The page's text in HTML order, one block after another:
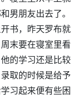
男朋友出去了。
书，昨天罗布就
末要在寝室里看
的学习还是比较
取的时候是给予
习起来便有些困